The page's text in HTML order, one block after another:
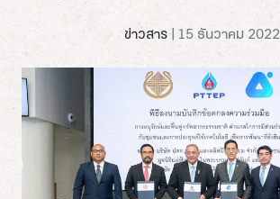
ข่าวสาร| 15 ธันวาคม 2022